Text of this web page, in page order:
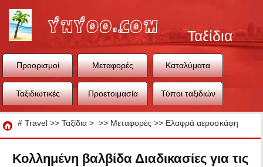
Ταξίδια
Προορισμοί Μεταφορές Καταλύματα
Ταξιδιωτικές Προετοιμασία Τύποι ταξιδιών
Ταξίδια
# Travel >> Ταξίδια > >> Μεταφορές >> Ελαφρά αεροσκάφη
Κολλημένη βαλβίδα Διαδικασίες για τις